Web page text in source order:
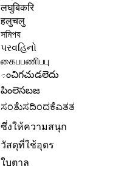
लघुबिकरि
हलुचलु
সমিপয
પરવહિનો
கைபபணிபபு
ంచిగచుడలెదు
పింలెసబజ
ಸಂತೆುಸದಿಂದಕೆಎತತ
ซึ่งให้ความสนุก
วัสดุที่ใช้อุดร
ใบตาล